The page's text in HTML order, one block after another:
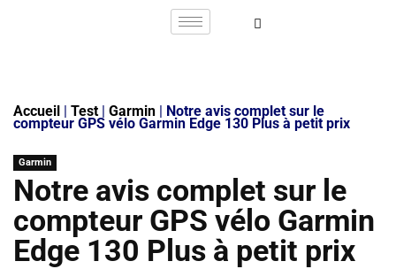
Accueil | Test | Garmin | Notre avis complet sur le
compteur GPS vélo Garmin Edge 130 Plus à petit prix
Garmin
Notre avis complet sur le
compteur GPS vélo Garmin
Edge 130 Plus à petit prix